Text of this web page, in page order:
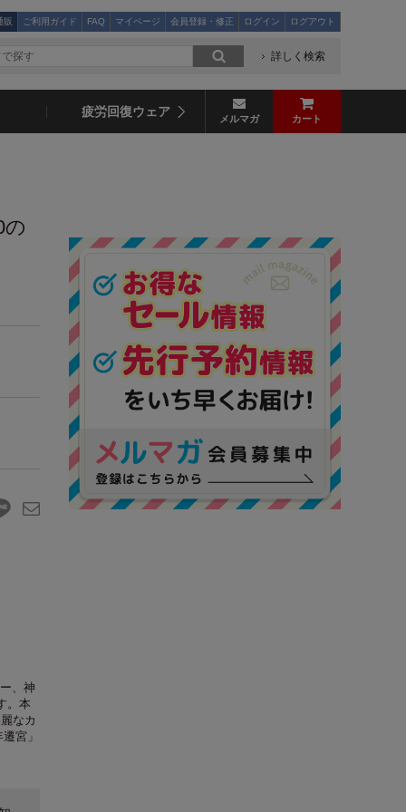
販 ご利用ガイド FAQ マイページ 会員登録・修正 ログイン ログアウト
詳しく検索
疲労回復ウェア メルマガ カート
、神
。本
なカ
宮」